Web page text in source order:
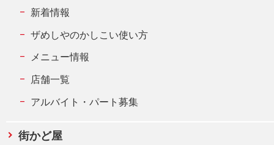
新着情報
ザめしやのかしこい使い方
メニュー情報
店舗一覧
アルバイト・パート募集
街かど屋